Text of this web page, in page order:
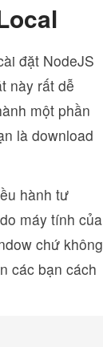
đặt NodeJS
này rất dễ
một phần
là download
hành tư
máy tính của
chứ không
các bạn cách